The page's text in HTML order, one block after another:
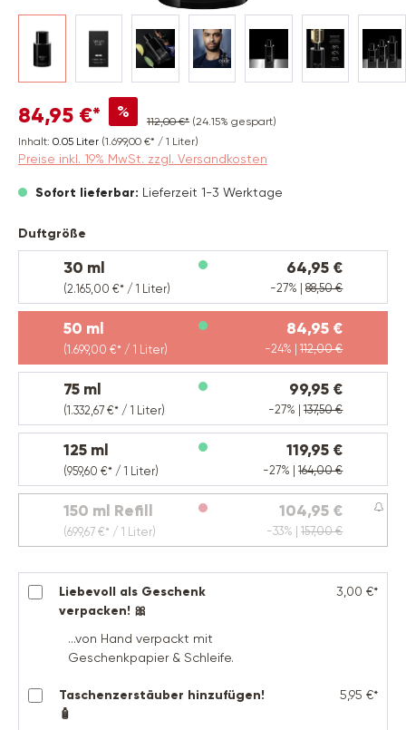
84,95 €* % 112,00 €* (24.15% gespart)
Inhalt: 0.05 Liter (1.699,00 €* / 1 Liter)
Preise inkl. 19% MwSt. zzgl. Versandkosten
Sofort lieferbar: Lieferzeit 1-3 Werktage
Duftgröße
30 ml
(2.165,00 €* / 1 Liter)
64,95 €
-27% |88,50 €
50 ml
(1.699,00 €* / 1 Liter)
84,95 €
-24% |112,00 €
75 ml
(1.332,67 €* / 1 Liter)
99,95 €
-27% |137,50 €
125 ml
(959,60 €* / 1 Liter)
119,95 €
-27% |164,00 €
150 ml Refill
(699,67 €* / 1 Liter)
104,95 €
-33% |157,00 €
(Diese Option ist zurzeit nicht verfügbar.)
Liebevoll als Geschenk
verpacken! 🎀
...von Hand verpackt mit
Geschenkpapier & Schleife.
3,00 €*
Taschenzerstäuber hinzufügen!
🧴
5,95 €*